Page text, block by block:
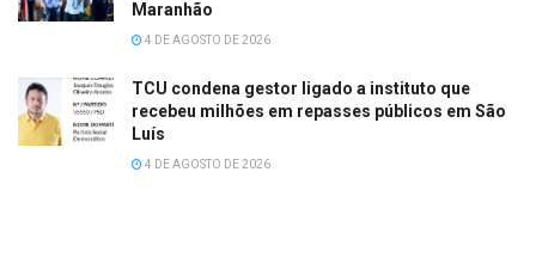
Maranhão
4 DE AGOSTO DE 2026
TCU condena gestor ligado a instituto que
recebeu milhões em repasses públicos em São
Luís
4 DE AGOSTO DE 2026